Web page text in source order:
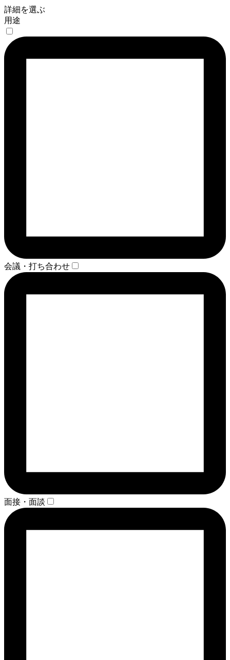
詳細を選ぶ
用途
会議・打ち合わせ
面接・面談